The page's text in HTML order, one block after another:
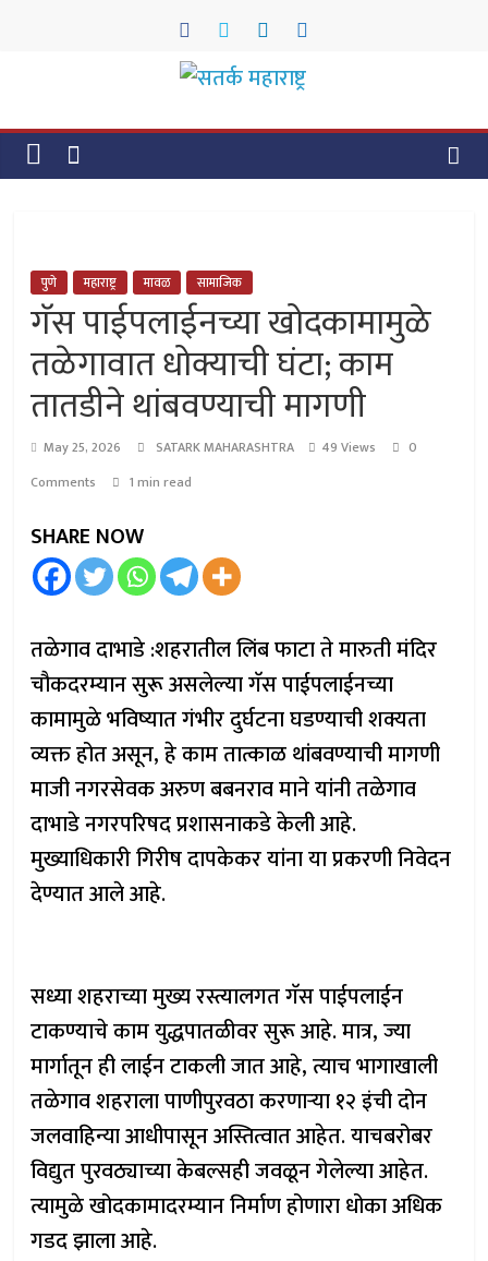
सतर्क
महाराष्ट्र
पुणे महाराष्ट्र मावळ सामाजिक
गॅस पाईपलाईनच्या खोदकामामुळे
तळेगावात धोक्याची घंटा; काम
तातडीने थांबवण्याची मागणी
May 25, 2026 SATARK MAHARASHTRA 49 Views
0
Comments
1 min read
SHARE NOW
तळेगाव दाभाडे :शहरातील लिंब फाटा ते मारुती मंदिर
चौकदरम्यान सुरू असलेल्या गॅस पाईपलाईनच्या
कामामुळे भविष्यात गंभीर दुर्घटना घडण्याची शक्यता
व्यक्त होत असून, हे काम तात्काळ थांबवण्याची मागणी
माजी नगरसेवक अरुण बबनराव माने यांनी तळेगाव
दाभाडे नगरपरिषद प्रशासनाकडे केली आहे.
मुख्याधिकारी गिरीष दापकेकर यांना या प्रकरणी निवेदन
देण्यात आले आहे.
सध्या शहराच्या मुख्य रस्त्यालगत गॅस पाईपलाईन
टाकण्याचे काम युद्धपातळीवर सुरू आहे. मात्र, ज्या
मार्गातून ही लाईन टाकली जात आहे, त्याच भागाखाली
तळेगाव शहराला पाणीपुरवठा करणाऱ्या १२ इंची दोन
जलवाहिन्या आधीपासून अस्तित्वात आहेत. याचबरोबर
विद्युत पुरवठ्याच्या केबल्सही जवळून गेलेल्या आहेत.
त्यामुळे खोदकामादरम्यान निर्माण होणारा धोका अधिक
गडद झाला आहे.